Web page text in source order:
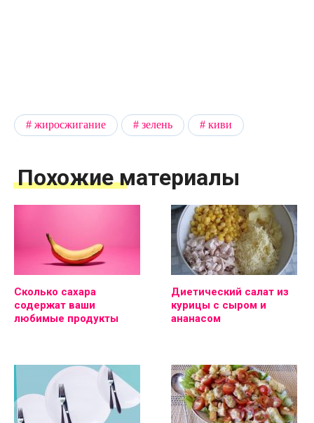
жиросжигание зелень киви
Похожие материалы
Сколько сахара
содержат ваши
любимые продукты
Диетический салат из
курицы с сыром и
ананасом